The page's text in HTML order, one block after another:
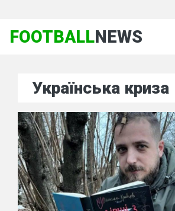
FOOTBALLNEWS
Українська криза